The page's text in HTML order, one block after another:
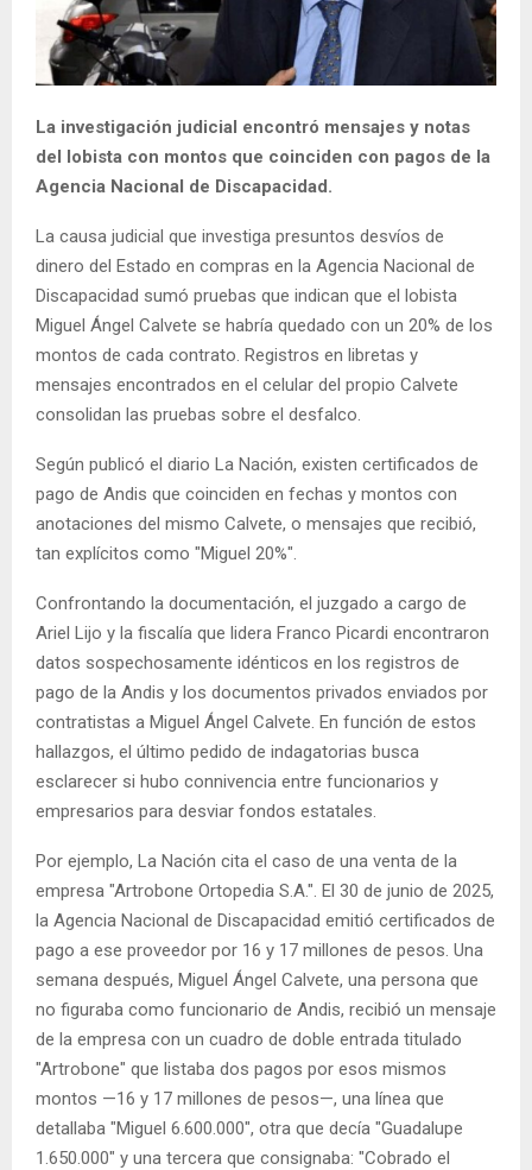
La investigación judicial encontró mensajes y notas
del lobista con montos que coinciden con pagos de la
Agencia Nacional de Discapacidad.
La causa judicial que investiga presuntos desvíos de
dinero del Estado en compras en la Agencia Nacional de
Discapacidad sumó pruebas que indican que el lobista
Miguel Ángel Calvete se habría quedado con un 20% de los
montos de cada contrato. Registros en libretas y
mensajes encontrados en el celular del propio Calvete
consolidan las pruebas sobre el desfalco.
Según publicó el diario La Nación, existen certificados de
pago de Andis que coinciden en fechas y montos con
anotaciones del mismo Calvete, o mensajes que recibió,
tan explícitos como "Miguel 20%".
Confrontando la documentación, el juzgado a cargo de
Ariel Lijo y la fiscalía que lidera Franco Picardi encontraron
datos sospechosamente idénticos en los registros de
pago de la Andis y los documentos privados enviados por
contratistas a Miguel Ángel Calvete. En función de estos
hallazgos, el último pedido de indagatorias busca
esclarecer si hubo connivencia entre funcionarios y
empresarios para desviar fondos estatales.
Por ejemplo, La Nación cita el caso de una venta de la
empresa "Artrobone Ortopedia S.A.". El 30 de junio de 2025,
la Agencia Nacional de Discapacidad emitió certificados de
pago a ese proveedor por 16 y 17 millones de pesos. Una
semana después, Miguel Ángel Calvete, una persona que
no figuraba como funcionario de Andis, recibió un mensaje
de la empresa con un cuadro de doble entrada titulado
"Artrobone" que listaba dos pagos por esos mismos
montos —16 y 17 millones de pesos—, una línea que
detallaba "Miguel 6.600.000", otra que decía "Guadalupe
1.650.000" y una tercera que consignaba: "Cobrado el